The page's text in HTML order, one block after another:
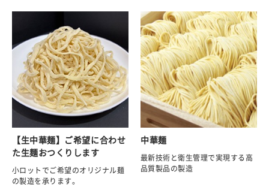
【生中華麺】ご希望に合わせ
た生麺おつくりします
小ロットでご希望のオリジナル麺
の製造を承ります。
中華麺
最新技術と衛生管理で実現する高
品質製品の製造